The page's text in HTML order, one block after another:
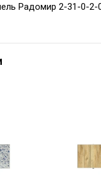
Радомир 2-31-0-2-